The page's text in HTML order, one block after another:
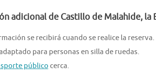
adicional de Castillo de Malahide,
se recibirá cuando se realice la reserva.
para personas en silla de ruedas.
público cerca.